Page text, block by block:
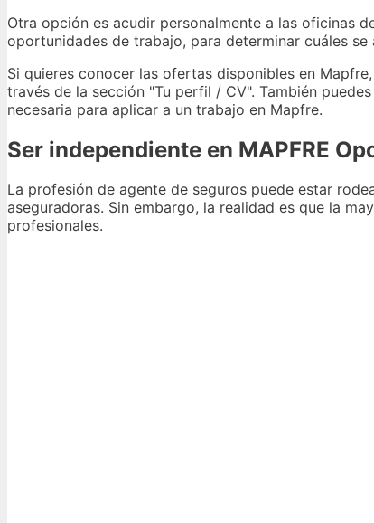
Otra opción es acudir personalmente a las oficinas
oportunidades de trabajo, para determinar cuáles
Si quieres conocer las ofertas disponibles en
través de la sección "Tu perfil / CV". También
necesaria para aplicar a un trabajo en Mapfre.
Ser independiente en MAPFRE
La profesión de agente de seguros puede estar
aseguradoras. Sin embargo, la realidad es que la
profesionales.